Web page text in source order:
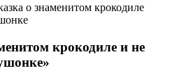
о знаменитом крокодиле
крокодиле и не